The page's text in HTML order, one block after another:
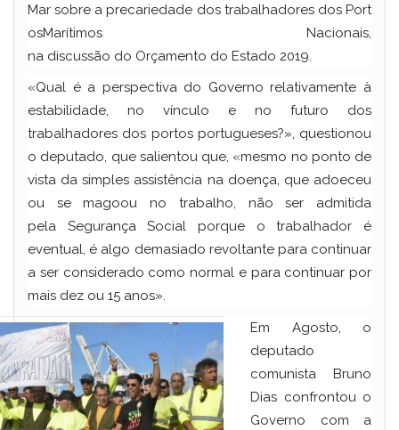
Mar sobre a precariedade dos trabalhadores dos Port
osMarítimos Nacionais,
na discussão do Orçamento do Estado 2019.
«Qual é a perspectiva do Governo relativamente à
estabilidade, no vínculo e no futuro dos
trabalhadores dos portos portugueses?», questionou
o deputado, que salientou que, «mesmo no ponto de
vista da simples assistência na doença, que adoeceu
ou se magoou no trabalho, não ser admitida
pela Segurança Social porque o trabalhador é
eventual, é algo demasiado revoltante para continuar
a ser considerado como normal e para continuar por
mais dez ou 15 anos».
Em Agosto, o
deputado
comunista Bruno
Dias confrontou o
Governo com a